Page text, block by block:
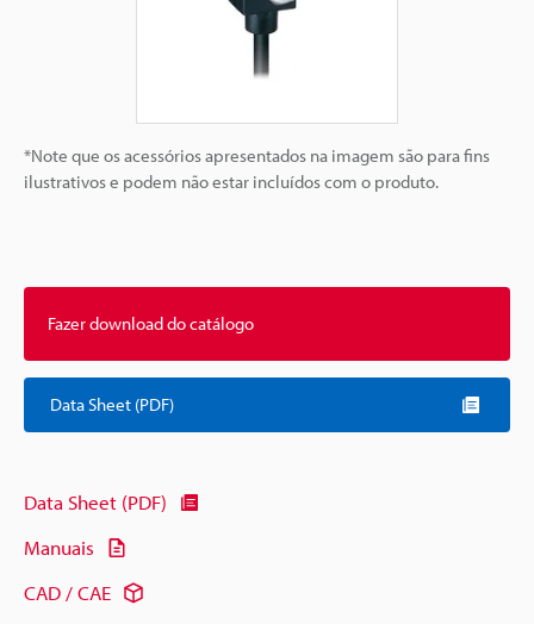
*Note que os acessórios apresentados na imagem são para fins
ilustrativos e podem não estar incluídos com o produto.
Fazer download do catálogo
Data Sheet (PDF)
Data Sheet (PDF)
Manuais
CAD / CAE